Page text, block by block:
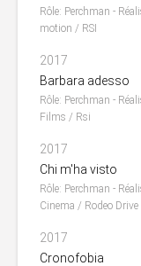
Rôle: Perchman -
motion / RSI
2017
Barbara adesso
Rôle: Perchman -
Films / Rsi
2017
Chi m'ha visto
Rôle: Perchman -
Cinema / Rodeo Drive
2017
Cronofobia